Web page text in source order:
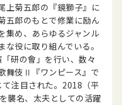
上菊五郎の『鏡獅子』に
五郎のもとで修業に励ん
集め、あらゆるジャンル
役に取り組んでいる。
研の會」を行い、数々
舞伎Ⅱ『ワンピース』で
注目された。2018（平
襲名、太夫としての活躍